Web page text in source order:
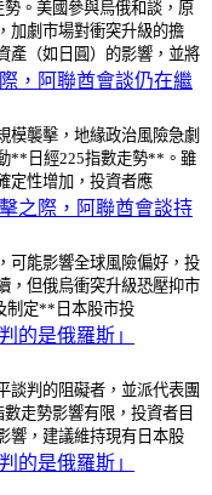
。美國參與烏俄和談，原
加劇市場對衝突升級的擔
產（如日圓）的影響，並將
，阿聯酋會談仍在繼
模襲擊，地緣政治風險急劇
**日經225指數走勢**。雖
定性增加，投資者應
之際，阿聯酋會談持
可能影響全球風險偏好，投
，但俄烏衝突升級恐壓抑市
制定**日本股市投
的是俄羅斯」
談判的阻礙者，並派代表團
走勢影響有限，投資者目
響，建議維持現有日本股
的是俄羅斯」